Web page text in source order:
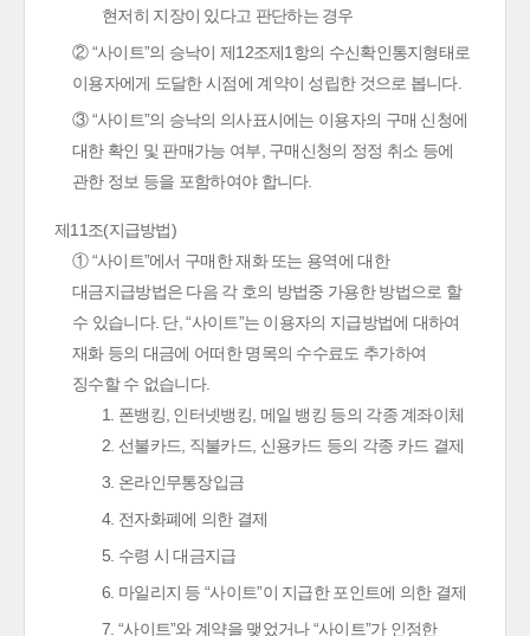
현저히 지장이 있다고 판단하는 경우
② “사이트”의 승낙이 제12조제1항의 수신확인통지형태로
이용자에게 도달한 시점에 계약이 성립한 것으로 봅니다.
③ “사이트”의 승낙의 의사표시에는 이용자의 구매 신청에
대한 확인 및 판매가능 여부, 구매신청의 정정 취소 등에
관한 정보 등을 포함하여야 합니다.
제11조(지급방법)
① “사이트”에서 구매한 재화 또는 용역에 대한
대금지급방법은 다음 각 호의 방법중 가용한 방법으로 할
수 있습니다. 단, “사이트”는 이용자의 지급방법에 대하여
재화 등의 대금에 어떠한 명목의 수수료도 추가하여
징수할 수 없습니다.
1. 폰뱅킹, 인터넷뱅킹, 메일 뱅킹 등의 각종 계좌이체
2. 선불카드, 직불카드, 신용카드 등의 각종 카드 결제
3. 온라인무통장입금
4. 전자화폐에 의한 결제
5. 수령 시 대금지급
6. 마일리지 등 “사이트”이 지급한 포인트에 의한 결제
7. “사이트”와 계약을 맺었거나 “사이트”가 인정한